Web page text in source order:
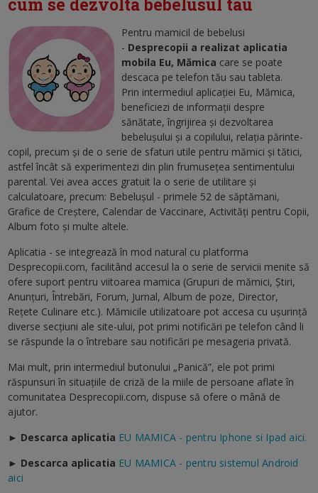
Pentru mamicil de bebelusi
- Desprecopii a realizat aplicatia
mobila Eu, Mămica care se poate
descaca pe telefon tău sau tableta.
Prin intermediul aplicaţiei Eu, Mămica,
beneficiezi de informaţii despre
sănătate, îngrijirea şi dezvoltarea
bebelușului și a copilului, relaţia părinte-
copil, precum şi de o serie de sfaturi utile pentru mămici şi tătici,
astfel încât să experimentezi din plin frumuseţea sentimentului
parental. Vei avea acces gratuit la o serie de utilitare şi
calculatoare, precum: Bebeluşul - primele 52 de săptămani,
Grafice de Creştere, Calendar de Vaccinare, Activităţi pentru Copii,
Album foto şi multe altele.
Aplicatia - se integrează în mod natural cu platforma
Desprecopii.com, facilitând accesul la o serie de servicii menite să
ofere suport pentru viitoarea mamica (Grupuri de mămici, Ştiri,
Anunţuri, Întrebări, Forum, Jurnal, Album de poze, Director,
Reţete Culinare etc.). Mămicile utilizatoare pot accesa cu uşurinţă
diverse secţiuni ale site-ului, pot primi notificări pe telefon când li
se răspunde la o întrebare sau notificări pe mesageria privată.
Mai mult, prin intermediul butonului „Panică”, ele pot primi
răspunsuri în situaţiile de criză de la miile de persoane aflate în
comunitatea Desprecopii.com, dispuse să ofere o mână de
ajutor.
► Descarca aplicatia EU MAMICA - pentru Iphone si Ipad aici.
► Descarca aplicatia EU MAMICA - pentru sistemul Android
aici